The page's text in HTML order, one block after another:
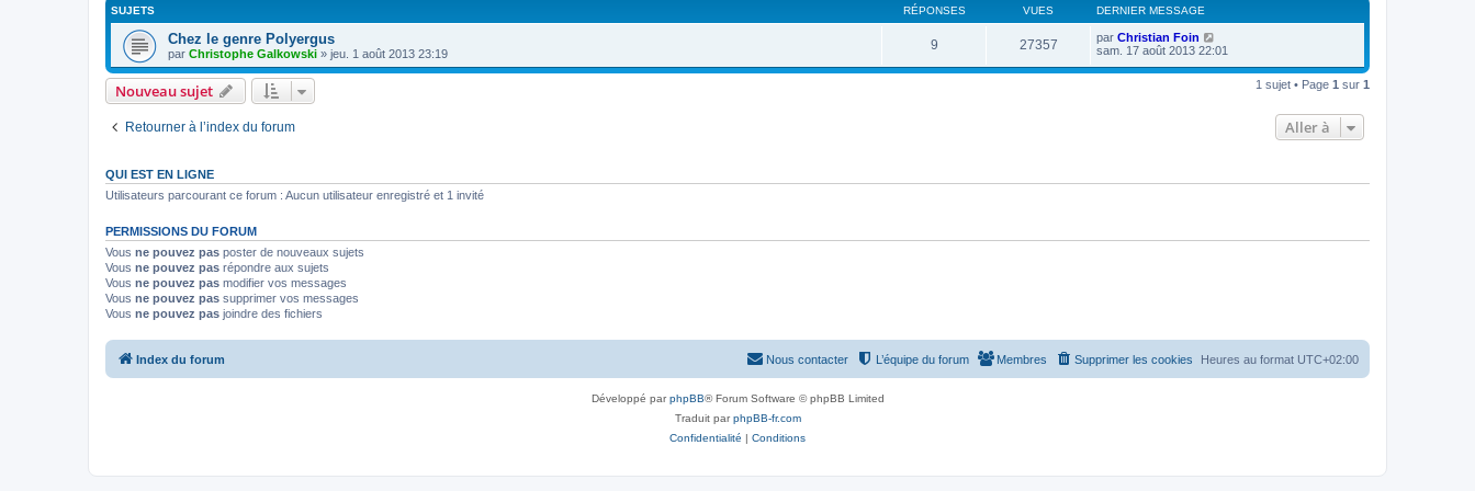
a
e
m
s
a
n
e
r
m
SUJETS RÉPONSES VUES DERNIER MESSAGE
Chez le genre Polyergus
par Christophe Galkowski » jeu. 1 août 2013 23:19
9 27357 par Christian Foin
sam. 17 août 2013 22:01
Nouveau sujet 1 sujet • Page 1 sur 1
Retourner à l’index du forum Aller à
QUI EST EN LIGNE
Utilisateurs parcourant ce forum : Aucun utilisateur enregistré et 1 invité
PERMISSIONS DU FORUM
Vous ne pouvez pas poster de nouveaux sujets
Vous ne pouvez pas répondre aux sujets
Vous ne pouvez pas modifier vos messages
Vous ne pouvez pas supprimer vos messages
Vous ne pouvez pas joindre des fichiers
Index du forum Heures au format UTC+02:00
Supprimer les cookies
Membres
L’équipe du forum
Nous contacter
Développé parphpBB® Forum Software © phpBB Limited
Traduit parphpBB-fr.com
Confidentialité | Conditions